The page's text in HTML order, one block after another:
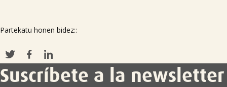
Partekatu honen bidez::
Suscríbete a la newsletter